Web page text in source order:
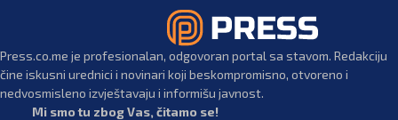
Press.co.me je profesionalan, odgovoran portal sa stavom. Redakciju
čine iskusni urednici i novinari koji beskompromisno, otvoreno i
nedvosmisleno izvještavaju i informišu javnost.
Mi smo tu zbog Vas, čitamo se!